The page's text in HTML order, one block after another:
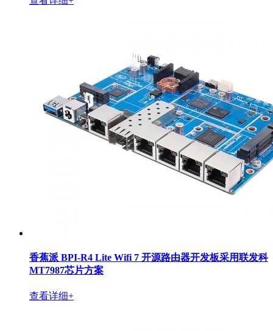
香蕉派 BPI-R4 Lite Wifi 7 开源路由器开发板采用联发科
MT7987芯片方案
查看详细+